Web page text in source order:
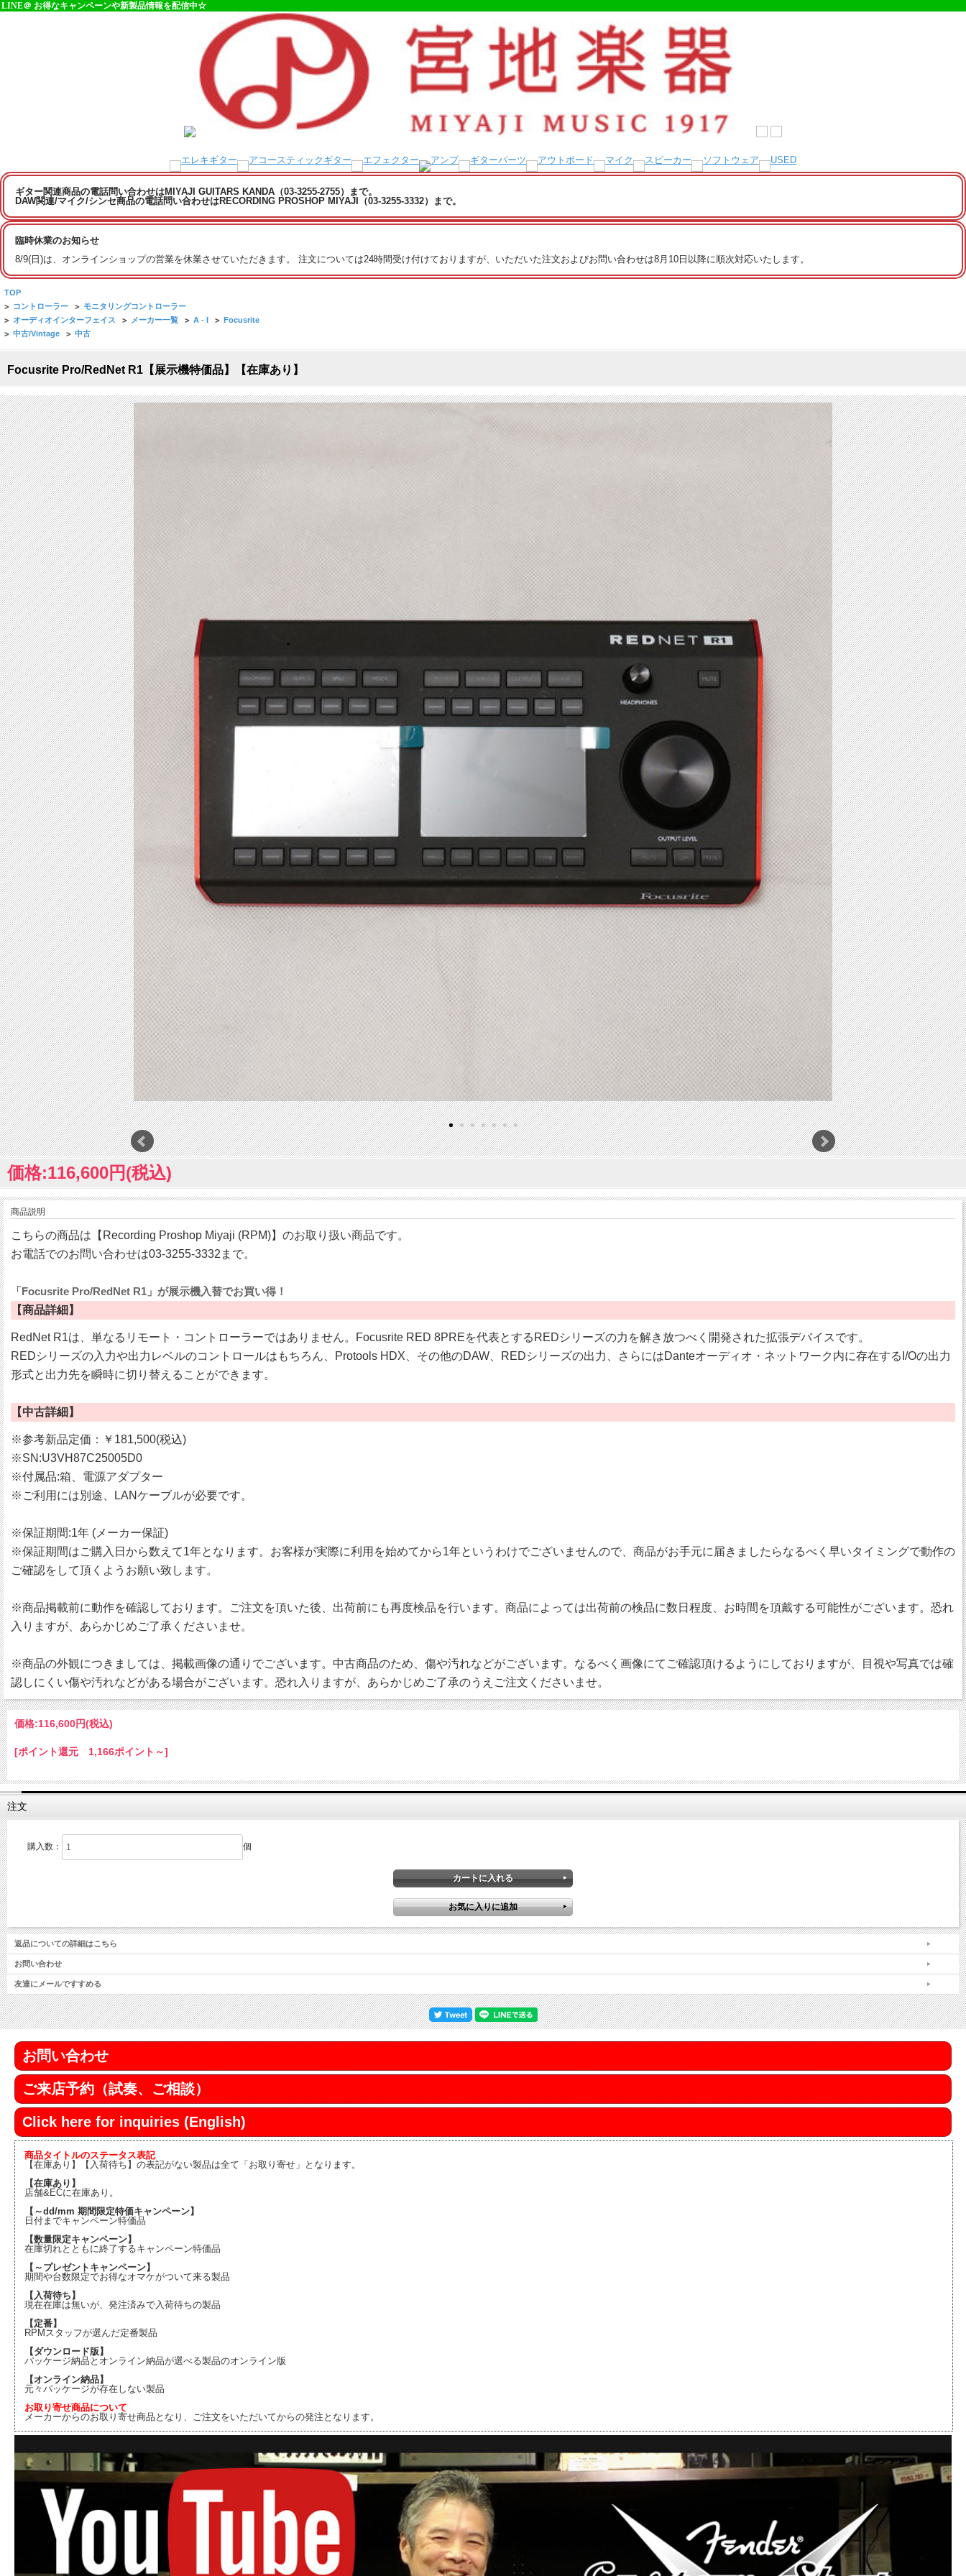
LINE＠ お得なキャンペーンや新製品情報を配信中☆
ギター関連商品の電話問い合わせはMIYAJI GUITARS KANDA（03-3255-2755）まで。
DAW関連/マイク/シンセ商品の電話問い合わせはRECORDING PROSHOP MIYAJI（03-3255-3332）まで。
臨時休業のお知らせ
8/9(日)は、オンラインショップの営業を休業させていただきます。 注文については24時間受け付けておりますが、いただいた注文およびお問い合わせは8月10日以降に順次対応いたします。
TOP
> コントローラー > モニタリングコントローラー
> オーディオインターフェイス > メーカー一覧 > A - I > Focusrite
> 中古/Vintage > 中古
Focusrite Pro/RedNet R1【展示機特価品】【在庫あり】
価格:116,600円(税込)
商品説明
こちらの商品は【Recording Proshop Miyaji (RPM)】のお取り扱い商品です。
お電話でのお問い合わせは03-3255-3332まで。
「Focusrite Pro/RedNet R1」が展示機入替でお買い得！
【商品詳細】
RedNet R1は、単なるリモート・コントローラーではありません。Focusrite RED 8PREを代表とするREDシリーズの力を解き放つべく開発された拡張デバイスです。
REDシリーズの入力や出力レベルのコントロールはもちろん、Protools HDX、その他のDAW、REDシリーズの出力、さらにはDanteオーディオ・ネットワーク内に存在するI/Oの出力
形式と出力先を瞬時に切り替えることができます。
【中古詳細】
※参考新品定価：￥181,500(税込)
※SN:U3VH87C25005D0
※付属品:箱、電源アダプター
※ご利用には別途、LANケーブルが必要です。
※保証期間:1年 (メーカー保証)
※保証期間はご購入日から数えて1年となります。お客様が実際に利用を始めてから1年というわけでございませんので、商品がお手元に届きましたらなるべく早いタイミングで動作の
ご確認をして頂くようお願い致します。
※商品掲載前に動作を確認しております。ご注文を頂いた後、出荷前にも再度検品を行います。商品によっては出荷前の検品に数日程度、お時間を頂戴する可能性がございます。恐れ
入りますが、あらかじめご了承くださいませ。
※商品の外観につきましては、掲載画像の通りでございます。中古商品のため、傷や汚れなどがございます。なるべく画像にてご確認頂けるようにしておりますが、目視や写真では確
認しにくい傷や汚れなどがある場合がございます。恐れ入りますが、あらかじめご了承のうえご注文くださいませ。
価格:116,600円(税込)
[ポイント還元 1,166ポイント～]
注文
購入数： 個
返品についての詳細はこちら
お問い合わせ
友達にメールですすめる
お問い合わせ
ご来店予約（試奏、ご相談）
Click here for inquiries (English)
商品タイトルのステータス表記
【在庫あり】【入荷待ち】の表記がない製品は全て「お取り寄せ」となります。
【在庫あり】
店舗&ECに在庫あり。
【～dd/mm 期間限定特価キャンペーン】
日付までキャンペーン特価品
【数量限定キャンペーン】
在庫切れとともに終了するキャンペーン特価品
【～プレゼントキャンペーン】
期間や台数限定でお得なオマケがついて来る製品
【入荷待ち】
現在在庫は無いが、発注済みで入荷待ちの製品
【定番】
RPMスタッフが選んだ定番製品
【ダウンロード版】
パッケージ納品とオンライン納品が選べる製品のオンライン版
【オンライン納品】
元々パッケージが存在しない製品
お取り寄せ商品について
メーカーからのお取り寄せ商品となり、ご注文をいただいてからの発注となります。